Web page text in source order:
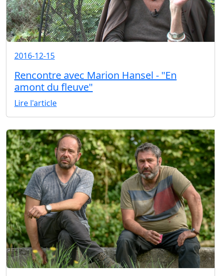
2016-12-15
Rencontre avec Marion Hansel - "En
amont du fleuve"
Lire l'article